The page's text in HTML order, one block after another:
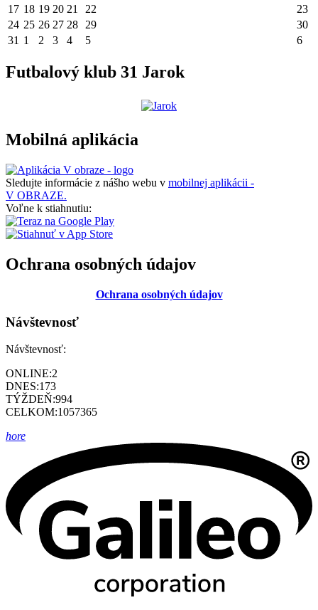
17 18 19 20 21 22
23
24 25 26 27 28 29
30
31 1 2 3 4 5 6
Futbalový klub 31 Jarok
Mobilná aplikácia
Sledujte informácie z nášho webu v mobilnej aplikácii -
V OBRAZE.
Voľne k stiahnutiu:
Ochrana osobných údajov
Ochrana osobných údajov
Návštevnosť
Návštevnosť:
ONLINE:2
DNES:173
TÝŽDEŇ:994
CELKOM:1057365
hore